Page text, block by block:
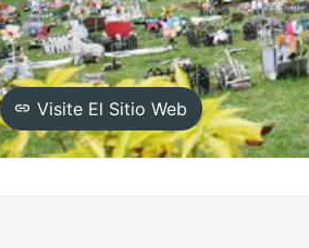
Visite El Sitio Web